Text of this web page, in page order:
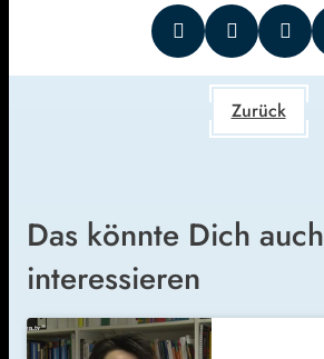
Zurück
Das könnte Dich auch
interessieren